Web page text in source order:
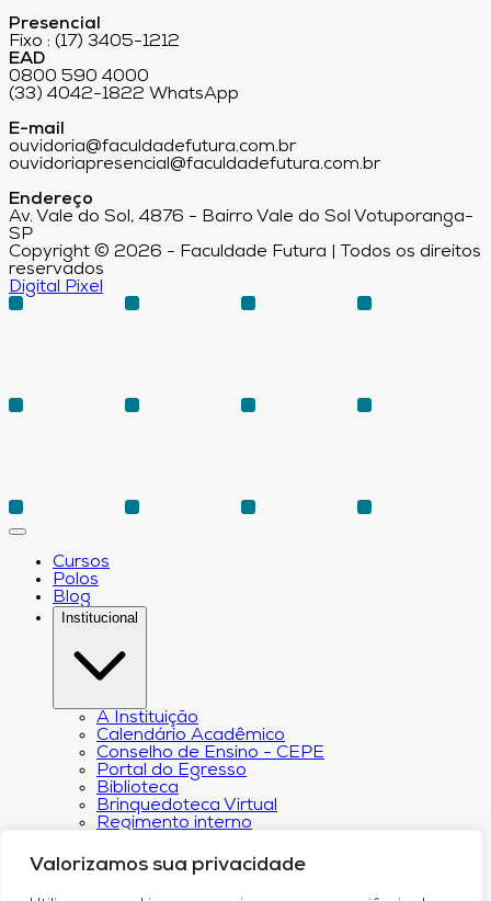
Valorizamos sua privacidade
Presencial
Fixo : (17) 3405-1212
EAD
0800 590 4000
(33) 4042-1822 WhatsApp
E-mail
ouvidoria@faculdadefutura.com.br
ouvidoriapresencial@faculdadefutura.com.br
Endereço
Av. Vale do Sol, 4876 - Bairro Vale do Sol Votuporanga-
SP
Copyright © 2026 - Faculdade Futura | Todos os direitos
reservados
Digital Pixel
Cursos
Polos
Blog
Institucional
A Instituição
Calendário Acadêmico
Conselho de Ensino - CEPE
Portal do Egresso
Biblioteca
Brinquedoteca Virtual
Regimento interno
Aproveitamento
Resoluções e Portarias